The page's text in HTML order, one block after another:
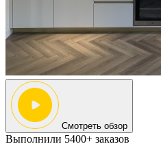
Смотреть обзор
Выполнили 5400+ заказов